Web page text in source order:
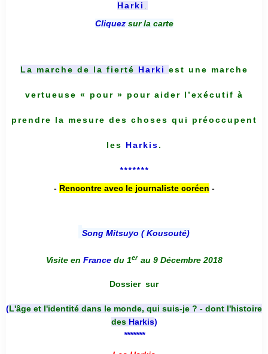
Harki
Cliquez sur la carte
La marche de la fierté Harki est une marche
vertueuse « pour » pour aider l’exécutif à
prendre la mesure des choses qui préoccupent
les Harkis.
*******
- Rencontre avec le journaliste coréen -
Song Mitsuyo ( Kousouté)
Visite en France du 1er au 9 Décembre 2018
Dossier sur
(L'âge et l'identité dans le monde, qui suis-je ? - dont l'histoire
des Harkis)
*******